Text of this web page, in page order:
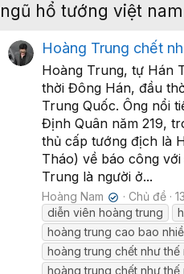
ngũ hổ tướng việt nam
Hoàng Trung chết
Hoàng Trung, tự Hán
thời Đông Hán, đầu
Trung Quốc. Ông nổi
Định Quân năm 219,
thủ cấp tướng địch là
Tháo) về báo công
Trung là người ở...
Hoàng Nam ✔ Chủ đề
diễn viên hoàng trung
hoàng trung cao bao
hoàng trung chết như thế
hoàng trung chết như thế